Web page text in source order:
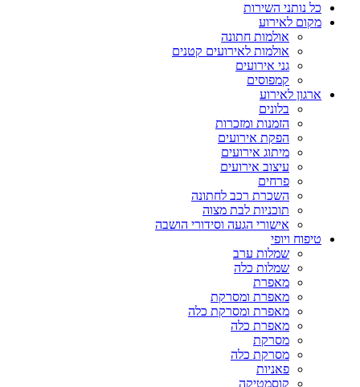
כל נותני השירות
מקום לאירוע
אולמות חתונה
אולמות לאירועים קטנים
גני אירועים
קמפוסים
ארגון לאירוע
בלונים
הזמנות ומזכרות
הפקת אירועים
מיתוג אירועים
עיצוב אירועים
פרחים
השכרת רכב לחתונה
תוכניות לבת מצוה
אישורי הגעה וסידורי הושבה
טיפוח ויופי
שמלות ערב
שמלות כלה
מאפרת
מאפרת ומסרקת
מאפרת ומסרקת כלה
מאפרת כלה
מסרקת
מסרקת כלה
פאניות
קוסמטיקה